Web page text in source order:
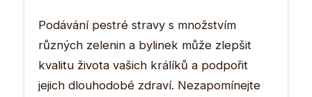
Podávání pestré stravy s množstvím
různých zelenin a bylinek může zlepšit
kvalitu života vašich králíků a podpořit
jejich dlouhodobé zdraví. Nezapomínejte